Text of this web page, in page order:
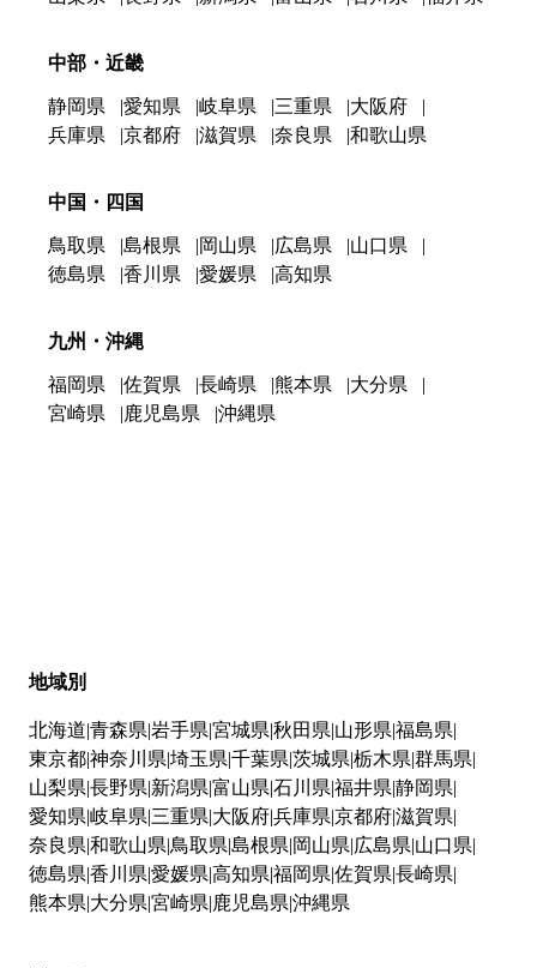
中部・近畿
静岡県 愛知県 岐阜県 三重県
大阪府
兵庫県
京都府 滋賀県 奈良県 和歌山県
中国・四国
鳥取県 島根県 岡山県 広島県
山口県
徳島県
香川県 愛媛県 高知県
九州・沖縄
福岡県 佐賀県 長崎県 熊本県
大分県
宮崎県
鹿児島県 沖縄県
地域別
北海道 青森県 岩手県 宮城県 秋田県 山形県 福島県
東京都神奈川県 埼玉県 千葉県 茨城県 栃木県 群馬県
山梨県 長野県 新潟県 富山県 石川県 福井県 静岡県
愛知県 岐阜県 三重県 大阪府兵庫県 京都府滋賀県
奈良県 和歌山県 鳥取県 島根県 岡山県 広島県 山口県
徳島県 香川県 愛媛県 高知県 福岡県 佐賀県 長崎県
熊本県 大分県 宮崎県 鹿児島県 沖縄県